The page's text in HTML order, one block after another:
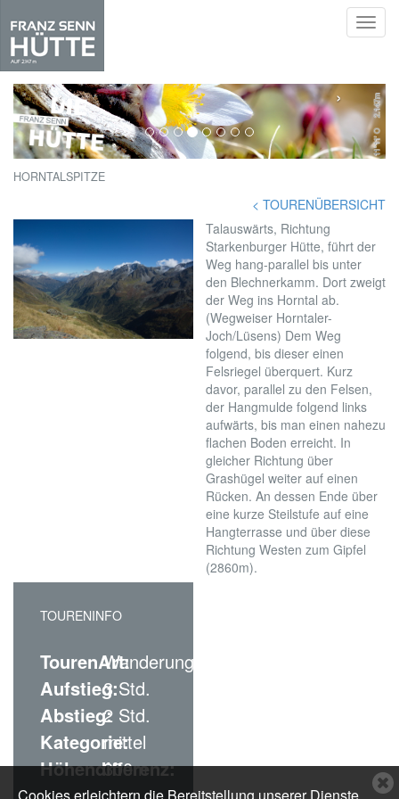
Skip
main
content
‹ ›
HORNTALSPITZE
< TOURENÜBERSICHT
Talauswärts, Richtung
Starkenburger Hütte, führt der
Weg hang-parallel bis unter
den Blechnerkamm. Dort zweigt
der Weg ins Horntal ab.
(Wegweiser Horntaler-
Joch/Lüsens) Dem Weg
folgend, bis dieser einen
Felsriegel überquert. Kurz
davor, parallel zu den Felsen,
der Hangmulde folgend links
aufwärts, bis man einen nahezu
flachen Boden erreicht. In
gleicher Richtung über
Grashügel weiter auf einen
Rücken. An dessen Ende über
eine kurze Steilstufe auf eine
Hangterrasse und über diese
Richtung Westen zum Gipfel
(2860m).
TOURENINFO
TourenArt:Wanderung
Aufstieg:3 Std.
Abstieg:2 Std.
Kategorie:
mittel
Höhendifferenz:
300m